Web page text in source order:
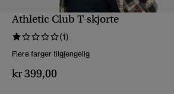
HURTIGVISNING
Athletic Club T-skjorte
(1)
Flere farger tilgjengelig
kr 399,00